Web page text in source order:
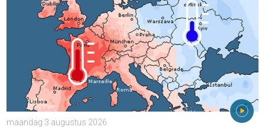
maandag 3 augustus 2026